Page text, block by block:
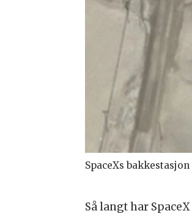
SpaceXs
Så langt har